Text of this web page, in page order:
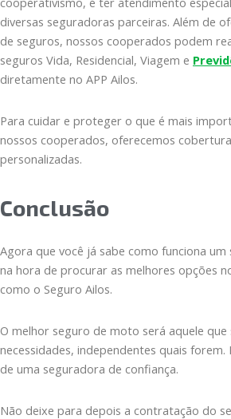
diversas seguradoras parceiras. Além de
de seguros, nossos cooperados podem
seguros Vida, Residencial, Viagem e
diretamente no APP Ailos.
Para cuidar e proteger o que é mais
nossos cooperados, oferecemos
personalizadas.
Conclusão
Agora que você já sabe como funciona
na hora de procurar as melhores opções
como o Seguro Ailos.
O melhor seguro de moto será aquele
necessidades, independentes quais forem.
de uma seguradora de confiança.
Não deixe para depois a contratação do